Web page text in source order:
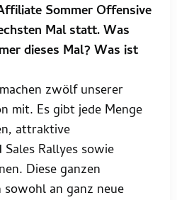
Sommer Offensive
Mal statt. Was
dieses Mal? Was ist
zwölf unserer
mit. Es gibt jede Menge
attraktive
Rallyes sowie
Diese ganzen
an ganz neue